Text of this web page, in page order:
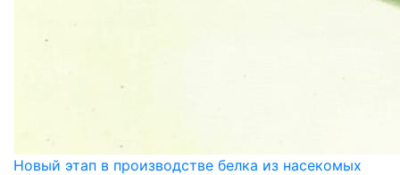
Новый этап в производстве белка из насекомых